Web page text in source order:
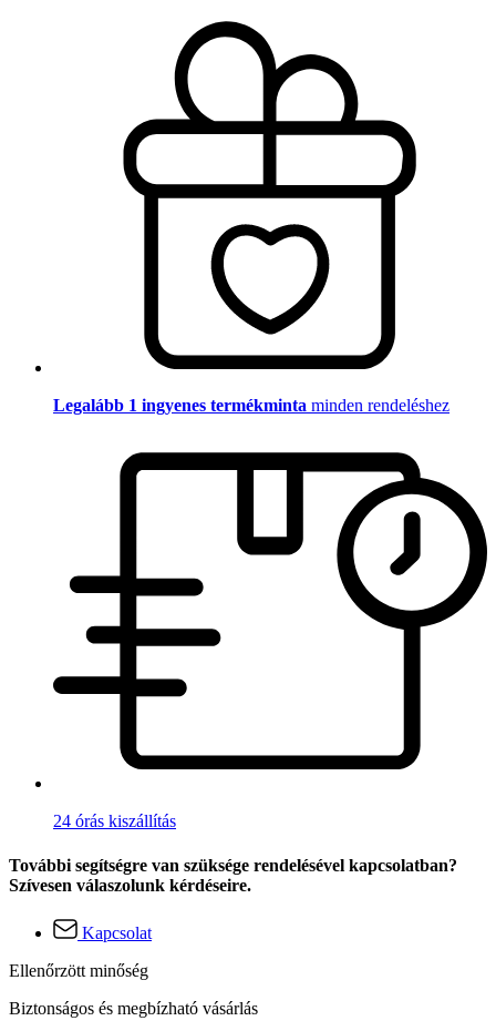
Legalább 1 ingyenes termékminta minden rendeléshez
24 órás kiszállítás
További segítségre van szüksége rendelésével kapcsolatban?
Szívesen válaszolunk kérdéseire.
Kapcsolat
Ellenőrzött minőség
Biztonságos és megbízható vásárlás